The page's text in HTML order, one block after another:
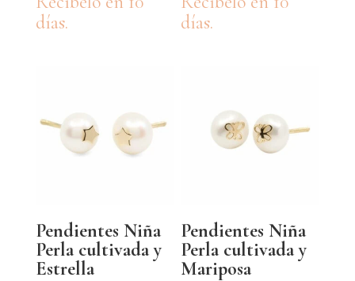
días.
días.
Pendientes Niña
Perla cultivada y
Estrella
Pendientes Niña
Perla cultivada y
Mariposa